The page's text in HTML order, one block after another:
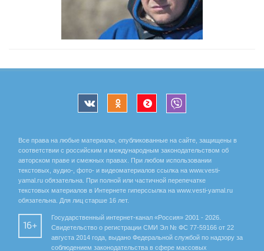
Все права на любые материалы, опубликованные на сайте, защищены в
соответствии с российским и международным законодательством об
авторском праве и смежных правах. При любом использовании
текстовых, аудио-, фото- и видеоматериалов ссылка на www.vesti-
yamal.ru обязательна. При полной или частичной перепечатке
текстовых материалов в Интернете гиперссылка на www.vesti-yamal.ru
обязательна. Для лиц старше 16 лет.
16+
Государственный интернет-канал «Россия» 2001 - 2026.
Свидетельство о регистрации СМИ Эл № ФС 77-59166 от 22
августа 2014 года, выдано Федеральной службой по надзору за
соблюдением законодательства в сфере массовых